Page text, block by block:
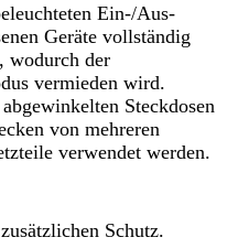
Ein-/Aus-
Geräte vollständig
wodurch der
vermieden wird.
Steckdosen
von mehreren
verwendet werden.
Schutz.